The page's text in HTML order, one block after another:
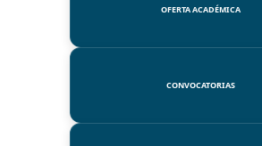
OFERTA ACADÉMICA
CONVOCATORIAS